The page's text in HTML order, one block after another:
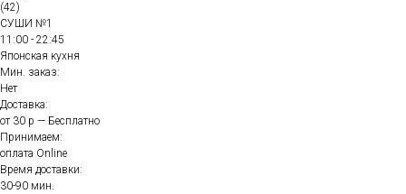
(42)
СУШИ №1
11:00 - 22:45
Японская кухня
Мин. заказ:
Нет
Доставка:
от 30 р — Бесплатно
Принимаем:
оплата Online
Время доставки:
30-90 мин.